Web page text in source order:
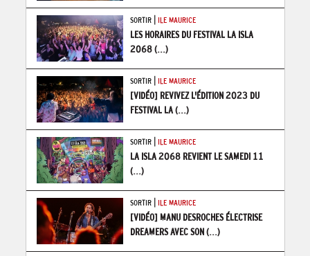
SORTIR| ILE MAURICE
LES HORAIRES DU FESTIVAL LA ISLA
2068(...)
SORTIR| ILE MAURICE
[VIDÉO] REVIVEZ L'ÉDITION 2023 DU
FESTIVAL LA(...)
SORTIR| ILE MAURICE
LA ISLA 2068 REVIENT LE SAMEDI 11
(...)
SORTIR| ILE MAURICE
[VIDÉO] MANU DESROCHES ÉLECTRISE
DREAMERS AVEC SON(...)